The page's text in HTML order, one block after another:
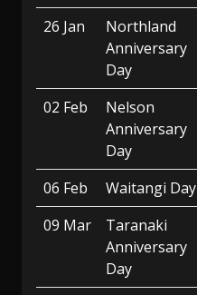
26 Jan
Northland
Anniversary
Day
02 Feb
Nelson
Anniversary
Day
06 Feb
Waitangi Day
09 Mar
Taranaki
Anniversary
Day